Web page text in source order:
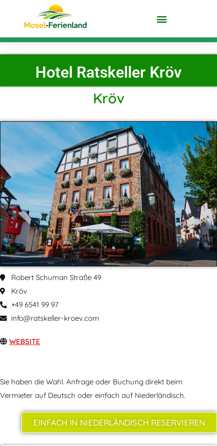
Hotel Ratskeller Kröv
Kröv
Robert Schuman Straße 49
Kröv
+49 6541 99 97
info@ratskeller-kroev.com
WEBSITE
Sie haben die Wahl. Anfrage oder Buchung direkt beim
Vermieter auf Deutsch oder einfach auf Niederländisch.
EINFACH IN NIEDERLÄNDISCH RESERVIEREN